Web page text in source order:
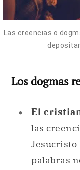
Las creencias o
Los dogmas
El
las
Jesucristo
palabras